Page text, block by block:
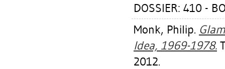
DOSSIER: 410 -
Monk, Philip.
Idea, 1969-1978.
2012.